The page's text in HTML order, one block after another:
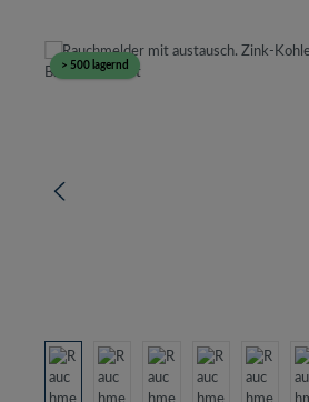
Bildergalerie überspringen
> 500 lagernd